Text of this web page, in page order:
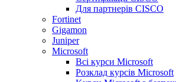
Для партнерів CISCO
Fortinet
Gigamon
Juniper
Microsoft
Всі курси Microsoft
Розклад курсів Microsoft